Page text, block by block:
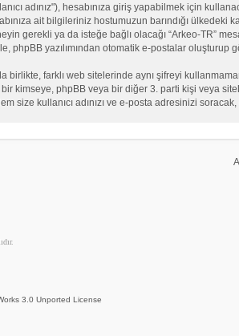
adınız"), hesabınıza giriş yapabilmek için
ait bilgileriniz hostumuzun barındığı ülkedeki
gerekli ya da isteğe bağlı olacağı “Arkeo-TR”
phpBB yazılımından otomatik e-postalar oluşturup
farklı web sitelerinde aynı şifreyi
kimseye, phpBB veya bir diğer 3. parti kişi veya
kullanıcı adınızı ve e-posta adresinizi
3.0 Unported License